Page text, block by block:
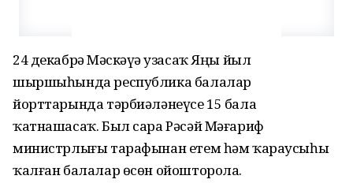
24 декабрҙә Мәскәүҙә узасаҡ Яңы йыл
шыршыһында республика балалар
йорттарында тәрбиәләнеүсе 15 бала
ҡатнашасаҡ. Был сара Рәсәй Мәғариф
министрлығы тарафынан етем һәм ҡараусыһыҙ
ҡалған балалар өсөн ойошторола.